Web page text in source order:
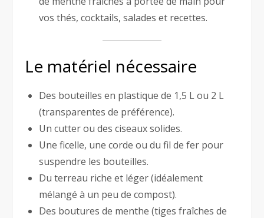
vos thés, cocktails, salades et recettes.
Le matériel nécessaire
Des bouteilles en plastique de 1,5 L ou 2 L
(transparentes de préférence).
Un cutter ou des ciseaux solides.
Une ficelle, une corde ou du fil de fer pour
suspendre les bouteilles.
Du terreau riche et léger (idéalement
mélangé à un peu de compost).
Des boutures de menthe (tiges fraîches de